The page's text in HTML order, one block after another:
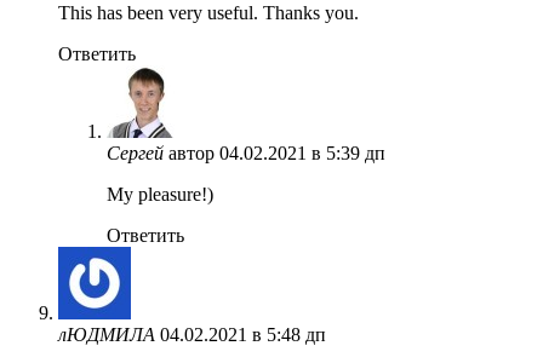
This has been very useful. Thanks you.
Ответить
Сергей автор 04.02.2021 в 5:39 дп
My pleasure!)
Ответить
лЮДМИЛА 04.02.2021 в 5:48 дп